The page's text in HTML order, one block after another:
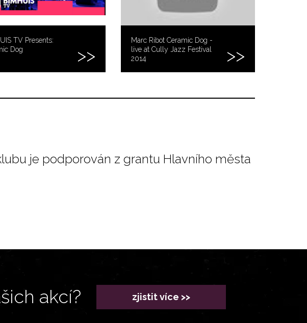
TV Presents:
Dog
Marc Ribot Ceramic Dog -
live at Cully Jazz Festival
2014
je podporován z grantu Hlavního města
akcí? zjistit více >>